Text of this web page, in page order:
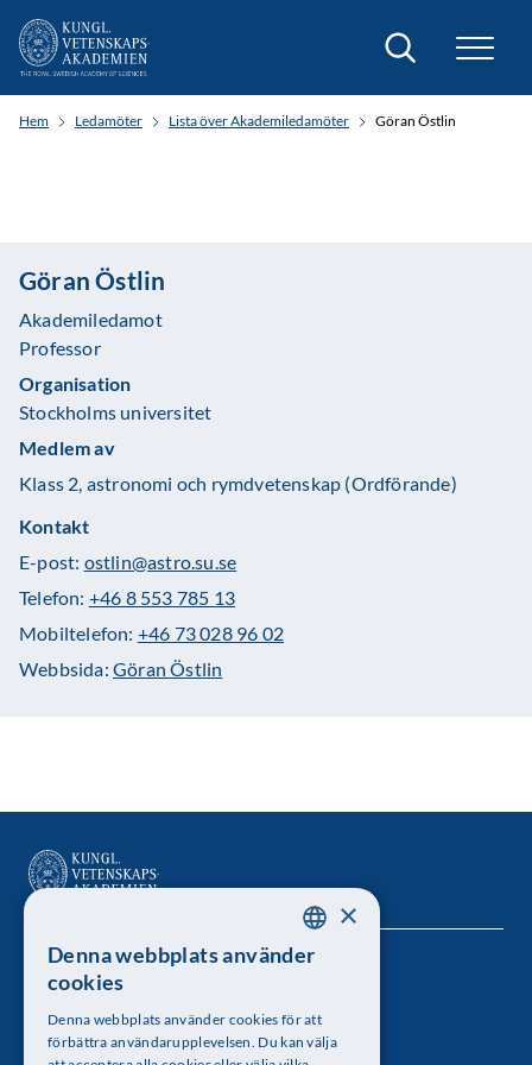
Sök
Hem Ledamöter Lista över Akademiledamöter Göran Östlin
Göran Östlin
Akademiledamot
Professor
Organisation
Stockholms universitet
Medlem av
Klass 2, astronomi och rymdvetenskap (Ordförande)
Kontakt
E-post: ostlin@astro.su.se
Telefon: +46 8 553 785 13
Mobiltelefon: +46 73 028 96 02
Webbsida: Göran Östlin
Kungl. Vetenskapsakademien
Besöksadress: Lilla Frescativägen 4A
SWEDISH
×
Denna webbplats använder
cookies
Denna webbplats använder cookies för att
förbättra användarupplevelsen. Du kan välja